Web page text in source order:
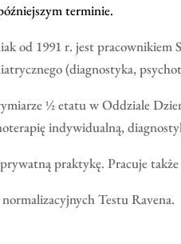
terminie.
od 1991 r. jest pracownikiem
(diagnostyka,
½ etatu w Oddziale
indywidualną,
praktykę. Pracuje
Testu Ravena.